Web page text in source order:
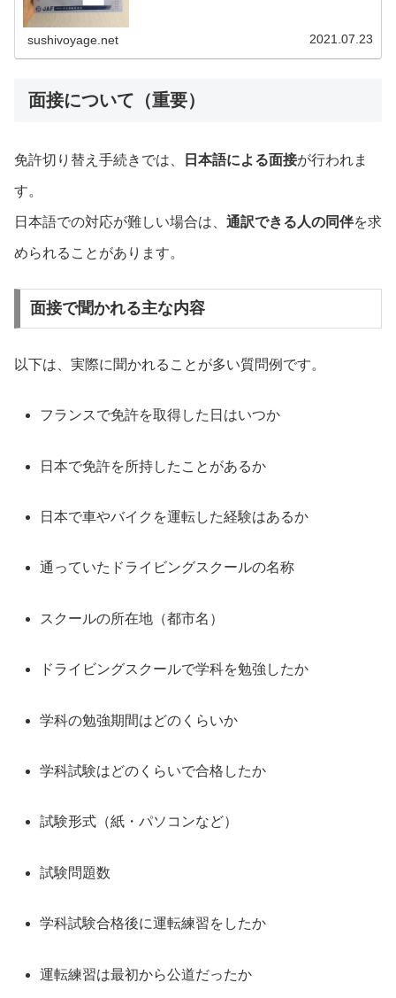
sushivoyage.net 2021.07.23
面接について（重要）
免許切り替え手続きでは、 日本語による面接が行われま
す。
日本語での対応が難しい場合は、 通訳できる人の同伴を求
められることがあります。
面接で聞かれる主な内容
以下は、実際に聞かれることが多い質問例です。
フランスで免許を取得した日はいつか
日本で免許を所持したことがあるか
日本で車やバイクを運転した経験はあるか
通っていたドライビングスクールの名称
スクールの所在地（都市名）
ドライビングスクールで学科を勉強したか
学科の勉強期間はどのくらいか
学科試験はどのくらいで合格したか
試験形式（紙・パソコンなど）
試験問題数
学科試験合格後に運転練習をしたか
運転練習は最初から公道だったか